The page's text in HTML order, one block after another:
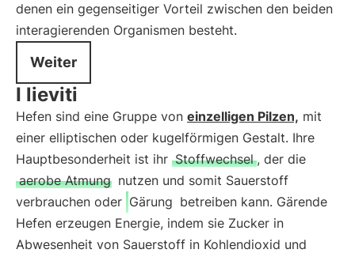
denen ein gegenseitiger Vorteil zwischen den beiden
interagierenden Organismen besteht.
Weiter
I lieviti
Hefen sind eine Gruppe von einzelligen Pilzen, mit
einer elliptischen oder kugelförmigen Gestalt. Ihre
Hauptbesonderheit ist ihr Stoffwechsel , der die
aerobe Atmung nutzen und somit Sauerstoff
verbrauchen oder Gärung betreiben kann. Gärende
Hefen erzeugen Energie, indem sie Zucker in
Abwesenheit von Sauerstoff in Kohlendioxid und